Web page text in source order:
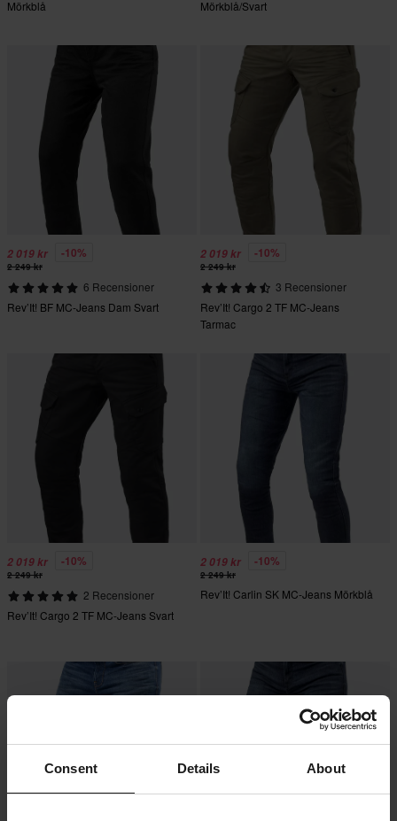
Consent Details About
Mörkblå Mörkblå/Svart
2 019 kr -10%
2 249 kr
6 Recensioner
Rev’It! BF MC-Jeans Dam Svart
2 019 kr -10%
2 249 kr
3 Recensioner
Rev’It! Cargo 2 TF MC-Jeans
Tarmac
2 019 kr -10%
2 249 kr
2 Recensioner
Rev’It! Cargo 2 TF MC-Jeans Svart
2 019 kr -10%
2 249 kr
Rev’It! Carlin SK MC-Jeans Mörkblå